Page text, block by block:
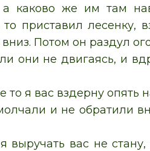
а каково же им там
приставил лесенку,
Потом он раздул
они не двигаясь, и
я вас вздерну опять
и не обратили
вас не